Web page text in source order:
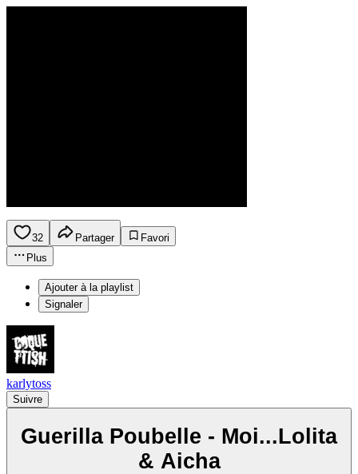
32 Partager
Favori
Plus
Ajouter à la playlist
Signaler
karlytoss
Suivre
Guerilla Poubelle - Moi...Lolita
& Aicha